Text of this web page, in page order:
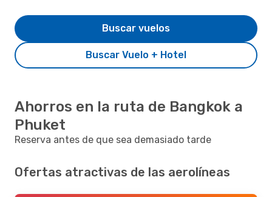
Buscar Vuelo + Hotel
Buscar vuelos
Ahorros en la ruta de Bangkok a
Phuket
Reserva antes de que sea demasiado tarde
Ofertas atractivas de las aerolíneas